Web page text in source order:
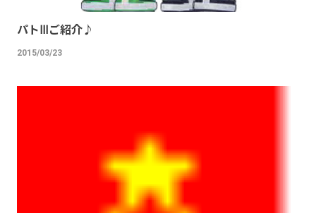
パトⅢご紹介♪
2015/03/23